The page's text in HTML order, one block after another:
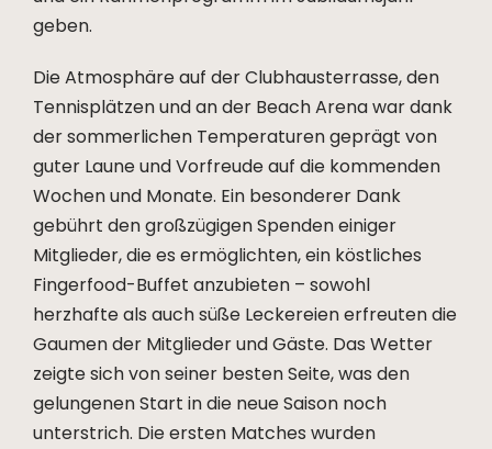
geben.
Die Atmosphäre auf der Clubhausterrasse, den
Tennisplätzen und an der Beach Arena war dank
der sommerlichen Temperaturen geprägt von
guter Laune und Vorfreude auf die kommenden
Wochen und Monate. Ein besonderer Dank
gebührt den großzügigen Spenden einiger
Mitglieder, die es ermöglichten, ein köstliches
Fingerfood-Buffet anzubieten – sowohl
herzhafte als auch süße Leckereien erfreuten die
Gaumen der Mitglieder und Gäste. Das Wetter
zeigte sich von seiner besten Seite, was den
gelungenen Start in die neue Saison noch
unterstrich. Die ersten Matches wurden